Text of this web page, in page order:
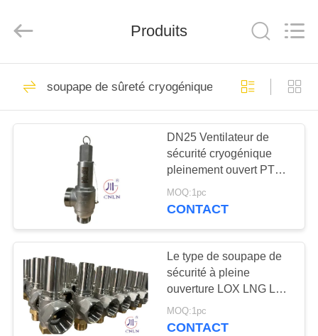
MAISON
PRODUITS
VIDÉOS
SUJET
DE
NOUS
VISITE
Co.,Ltd.
Vanne cryogénique
243
robinet à tournant
sphérique
cryogéniques
59
Produits
soupape de sûreté cryogénique
DN25 Ventilateur de
sécurité cryogénique
pleinement ouvert PTFE
CF8 CF3 LOX LNG LAR
LIN LCO2 Ventilateur de
MOQ:1pc
CONTACT
Le type de soupape de
sécurité à pleine
ouverture LOX LNG LAR
LIN LCO2
MOQ:1pc
CONTACT